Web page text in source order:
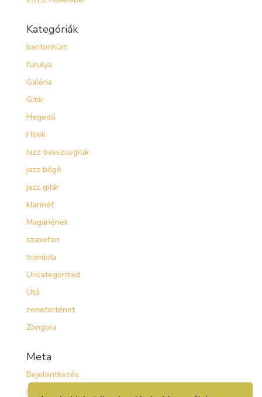
Kategóriák
baritonkürt
furulya
Galéria
Gitár
Hegedű
Hírek
Jazz basszusgitár
jazz bőgő
jazz gitár
klarinét
Magánének
szaxofon
trombita
Uncategorized
Ütő
zenetörténet
Zongora
Meta
Bejelentkezés
Bejegyzések hírcsatorna